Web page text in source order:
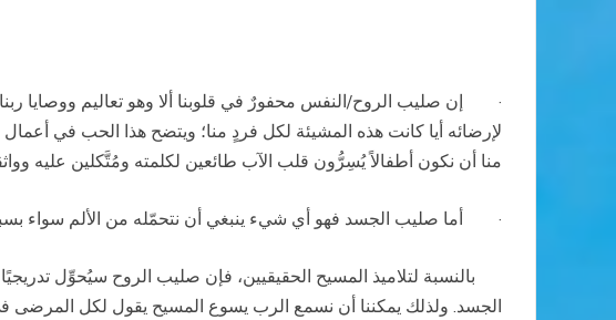
·
إن صليب الروح/النفس محفورٌ في قلوبنا ألا وهو تعاليم ووصايا
لإرضائه أيا كانت هذه المشيئة لكل فردٍ منا؛ ويتضح هذا الحب في
منا أن نكون أطفالاً يُسِرُّون قلب الآب طائعين لكلمته ومُتَّكلين عليه
· أما صليب الجسد فهو أي شيء ينبغي أن نتحمّله من الألم سواء
بالنسبة لتلاميذ المسيح الحقيقيين، فإن صليب الروح سيُحوِّل
الجسد. ولذلك يمكننا أن نسمع الرب يسوع المسيح يقول لكل المرضى في